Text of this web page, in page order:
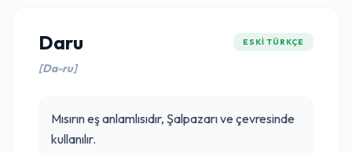
Daru
[Da-ru]
ESKI TÜRKÇE
Mısırın eş anlamlısıdır, Şalpazarı ve çevresinde
kullanılır.